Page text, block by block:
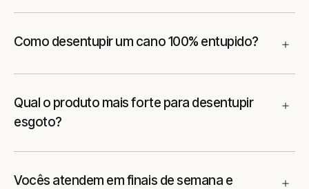
Como desentupir um cano 100% entupido?
Qual o produto mais forte para desentupir
esgoto?
Vocês atendem em finais de semana e